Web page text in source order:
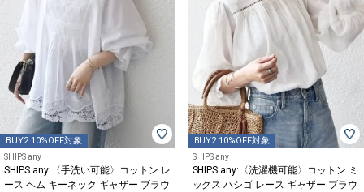
BUY2 10%OFF対象
SHIPS any
SHIPS any:〈手洗い可能〉コットン レ
ース ヘム キーネック ギャザー ブラウ
BUY2 10%OFF対象
SHIPS any
SHIPS any:〈洗濯機可能〉コットン ミ
ックス ハシゴ レース ギャザー ブラウ